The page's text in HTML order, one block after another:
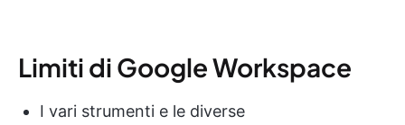
Limiti di Google Workspace
I vari strumenti e le diverse